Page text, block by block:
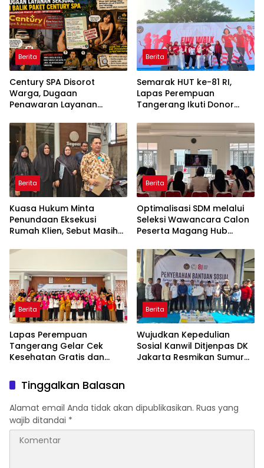
Berita
Century SPA Disorot
Warga, Dugaan
Penawaran Layanan
Percakapan WhatsApp
Berita
Semarak HUT ke-81 RI,
Lapas Perempuan
Tangerang Ikuti Donor
Kementerian Imigrasi dan
Pemasyarakatan
Berita
Kuasa Hukum Minta
Penundaan Eksekusi
Rumah Klien, Sebut Masih
Hukum yang Berjalan
Berita
Optimalisasi SDM melalui
Seleksi Wawancara Calon
Peserta Magang Hub
2026
Berita
Lapas Perempuan
Tangerang Gelar Cek
Kesehatan Gratis dan
DNA bagi Petugas dan
Warga Binaan
Berita
Wujudkan Kepedulian
Sosial Kanwil Ditjenpas DK
Jakarta Resmikan Sumur
Tinggalkan Balasan
Alamat email Anda tidak akan dipublikasikan. Ruas yang
wajib ditandai *